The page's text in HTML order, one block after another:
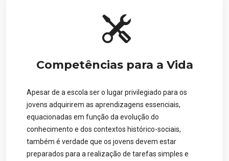
Competências para a Vida
Apesar de a escola ser o lugar privilegiado para os
jovens adquirirem as aprendizagens essenciais,
equacionadas em função da evolução do
conhecimento e dos contextos histórico-sociais,
também é verdade que os jovens devem estar
preparados para a realização de tarefas simples e